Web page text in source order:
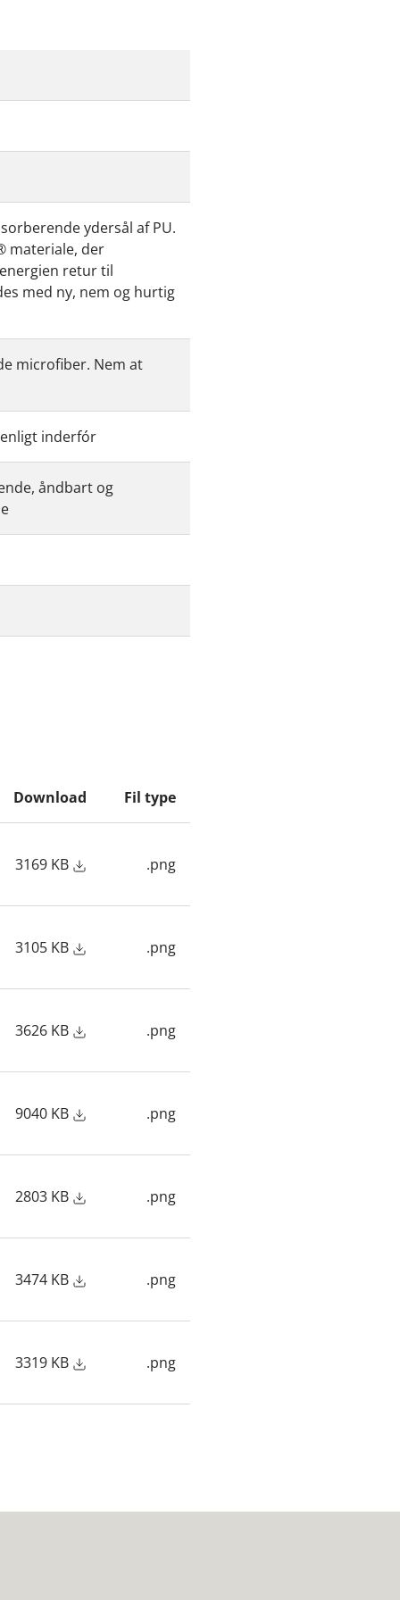
ydersål af PU.
materiale, der
retur til
med ny, nem og hurtig
microfiber. Nem at
inderfór
åndbart og
Download Fil type
3169 KB .png
3105 KB .png
3626 KB .png
9040 KB .png
2803 KB .png
3474 KB .png
3319 KB .png